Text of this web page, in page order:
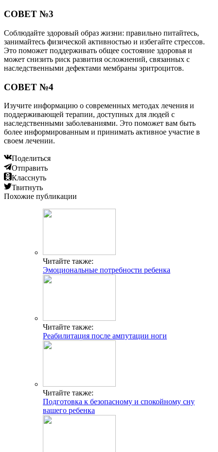
СОВЕТ №3
Соблюдайте здоровый образ жизни: правильно питайтесь,
занимайтесь физической активностью и избегайте стрессов.
Это поможет поддерживать общее состояние здоровья и
может снизить риск развития осложнений, связанных с
наследственными дефектами мембраны эритроцитов.
СОВЕТ №4
Изучите информацию о современных методах лечения и
поддерживающей терапии, доступных для людей с
наследственными заболеваниями. Это поможет вам быть
более информированным и принимать активное участие в
своем лечении.
Поделиться
Отправить
Класснуть
Твитнуть
Похожие публикации
Читайте также:
Эмоциональные потребности ребенка
Читайте также:
Реабилитация после ампутации ноги
Читайте также:
Подготовка к безопасному и спокойному сну
вашего ребенка